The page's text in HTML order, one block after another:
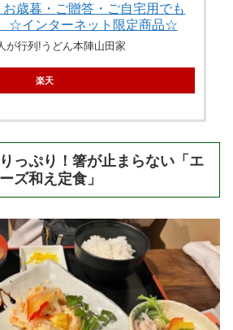
お歳暮・ご贈答・ご自宅用でも
インターネット限定商品☆
が行列!うどん本陣山田家
楽天
っぷり！箸が止まらない「エ
ズ和え定食」